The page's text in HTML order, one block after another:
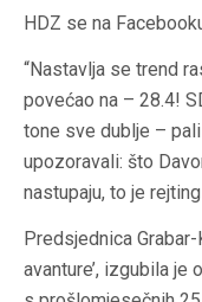
HDZ se na
“Nastavlja se trend
povećao na – 28.4!
tone sve dublje –
upozoravali: što
nastupaju, to je
Predsjednica
avanture’, izgubila